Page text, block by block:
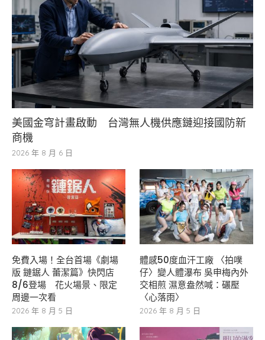
美國金穹計畫啟動 台灣無人機供應鏈迎接國防新
商機
2026 年 8 月 6 日
免費入場！全台首場《劇場
版 鏈鋸人 蕾潔篇》快閃店
8/6登場 花火場景、限定
周邊一次看
2026 年 8 月 5 日
體感50度血汗工廠 〈拍噗
仔〉變人體瀑布 吳申梅內外
交相煎 濕意盎然喊：碾壓
〈心落雨〉
2026 年 8 月 5 日